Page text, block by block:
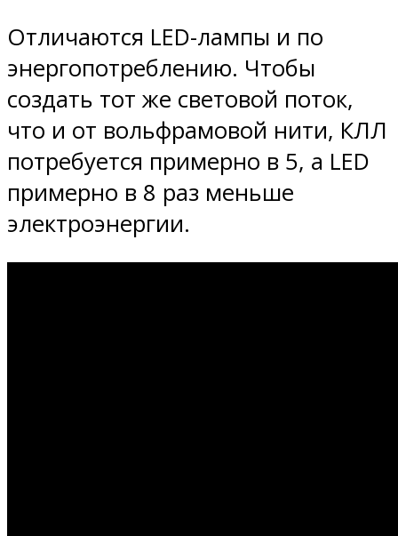
Отличаются LED-лампы и по
энергопотреблению. Чтобы
создать тот же световой поток,
что и от вольфрамовой нити, КЛЛ
потребуется примерно в 5, а LED
примерно в 8 раз меньше
электроэнергии.